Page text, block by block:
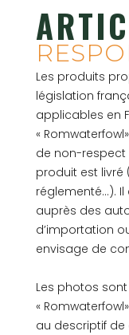
Les produits
législation
applicables en
«
de non-respect
produit est livré
réglementé…).
auprès des
d’importation
envisage de
Les photos
«
au descriptif